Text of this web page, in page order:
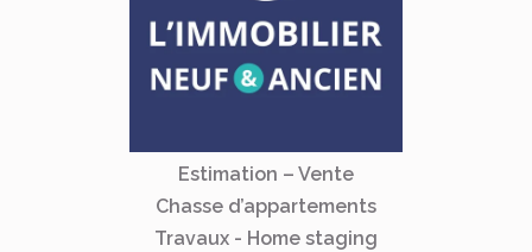
Estimation – Vente
Chasse d’appartements
Travaux - Home staging